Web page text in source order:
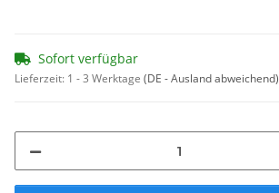
Sofort verfügbar
Lieferzeit: 1 - 3 Werktage (DE - Ausland abweichend)